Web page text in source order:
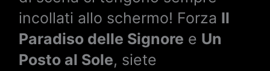
incollati allo schermo! Forza Il
Paradiso delle Signore e Un
Posto al Sole, siete